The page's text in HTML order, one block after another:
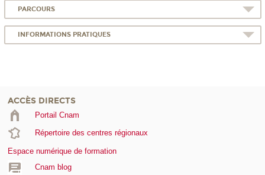
PARCOURS
INFORMATIONS PRATIQUES
ACCÈS DIRECTS
Portail Cnam
Répertoire des centres régionaux
Espace numérique de formation
Cnam blog